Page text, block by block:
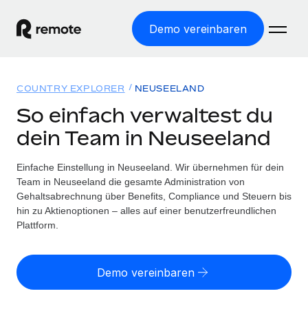
Demo vereinbaren
WELTWEITE BESCHÄFTIGUNG
Globale Payroll
Einfache, rechtssicher Payroll
Employer of Record
Weltweites Wachstum ohne Kosten für Niederlassungen
Contractor of Record
Rechtssichere, weltweite Arbeit mit Freelancer:innen
Lösungen
WELTWEITE ABDECKUNG
Country Explorer
Länderspezifische Unterstützung bei der Einstellung
Einfache Einstellung in allen US-Bundesstaaten
Ressourcen
TOOLS UND RECHNER
Scheinselbstständigkeitsrisiko berechnen
Personalkostenrechner
Preise
COUNTRY EXPLORER NEUSEELAND
So einfach verwaltest du
dein Team in Neuseeland
Einfache Einstellung in Neuseeland. Wir übernehmen für dein
Team in Neuseeland die gesamte Administration von
Gehaltsabrechnung über Benefits, Compliance und Steuern bis
hin zu Aktienoptionen – alles auf einer benutzerfreundlichen
Plattform.
Demo vereinbaren